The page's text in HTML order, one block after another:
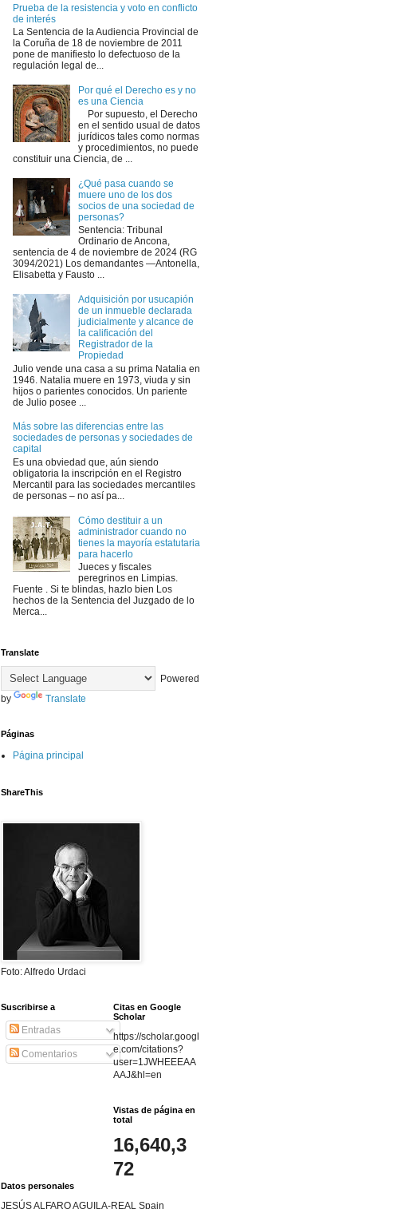
Prueba de la resistencia y voto en conflicto
de interés
La Sentencia de la Audiencia Provincial de
la Coruña de 18 de noviembre de 2011
pone de manifiesto lo defectuoso de la
regulación legal de...
Por qué el Derecho es y no
es una Ciencia
Por supuesto, el Derecho
en el sentido usual de datos
jurídicos tales como normas
y procedimientos, no puede
constituir una Ciencia, de ...
¿Qué pasa cuando se
muere uno de los dos
socios de una sociedad de
personas?
Sentencia: Tribunal
Ordinario de Ancona,
sentencia de 4 de noviembre de 2024 (RG
3094/2021) Los demandantes —Antonella,
Elisabetta y Fausto ...
Adquisición por usucapión
de un inmueble declarada
judicialmente y alcance de
la calificación del
Registrador de la
Propiedad
Julio vende una casa a su prima Natalia en
1946. Natalia muere en 1973, viuda y sin
hijos o parientes conocidos. Un pariente
de Julio posee ...
Más sobre las diferencias entre las
sociedades de personas y sociedades de
capital
Es una obviedad que, aún siendo
obligatoria la inscripción en el Registro
Mercantil para las sociedades mercantiles
de personas – no así pa...
Cómo destituir a un
administrador cuando no
tienes la mayoría estatutaria
para hacerlo
Jueces y fiscales
peregrinos en Limpias.
Fuente . Si te blindas, hazlo bien Los
hechos de la Sentencia del Juzgado de lo
Merca...
Translate
Powered
by
Translate
Páginas
Página principal
ShareThis
Foto: Alfredo Urdaci
Suscribirse a
Entradas
Comentarios
Citas en Google
Scholar
https://scholar.googl
e.com/citations?
user=1JWHEEEAA
AAJ&hl=en
Vistas de página en
total
16,640,3
72
Datos personales
JESÚS ALFARO AGUILA-REAL Spain